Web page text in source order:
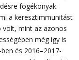
fogékonyak
a keresztimmunitást
volt, mint az azonos
még így is
és 2016–2017-